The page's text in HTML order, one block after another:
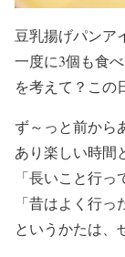
豆乳揚げパンア
一度に3個も食
を考えて？この
ず～っと前から
あり楽しい時間
「長いこと行っ
「昔はよく行っ
というかたは、